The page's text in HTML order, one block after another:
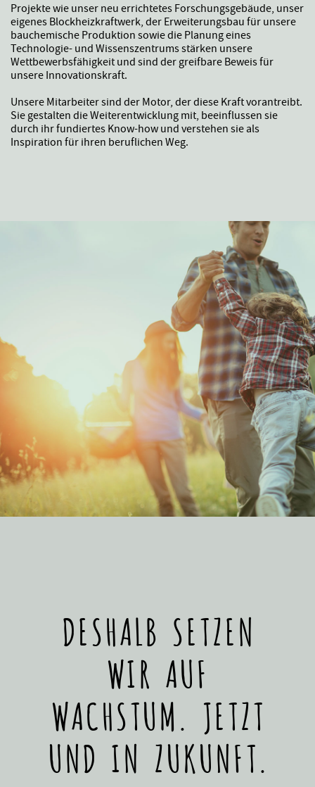
Projekte wie unser neu errichtetes Forschungsgebäude, unser
eigenes Blockheizkraftwerk, der Erweiterungsbau für unsere
bauchemische Produktion sowie die Planung eines
Technologie- und Wissenszentrums stärken unsere
Wettbewerbsfähigkeit und sind der greifbare Beweis für
unsere Innovationskraft.
Unsere Mitarbeiter sind der Motor, der diese Kraft vorantreibt.
Sie gestalten die Weiterentwicklung mit, beeinflussen sie
durch ihr fundiertes Know-how und verstehen sie als
Inspiration für ihren beruflichen Weg.
DESHALB SETZEN
WIR AUF
WACHSTUM. JETZT
UND IN ZUKUNFT.